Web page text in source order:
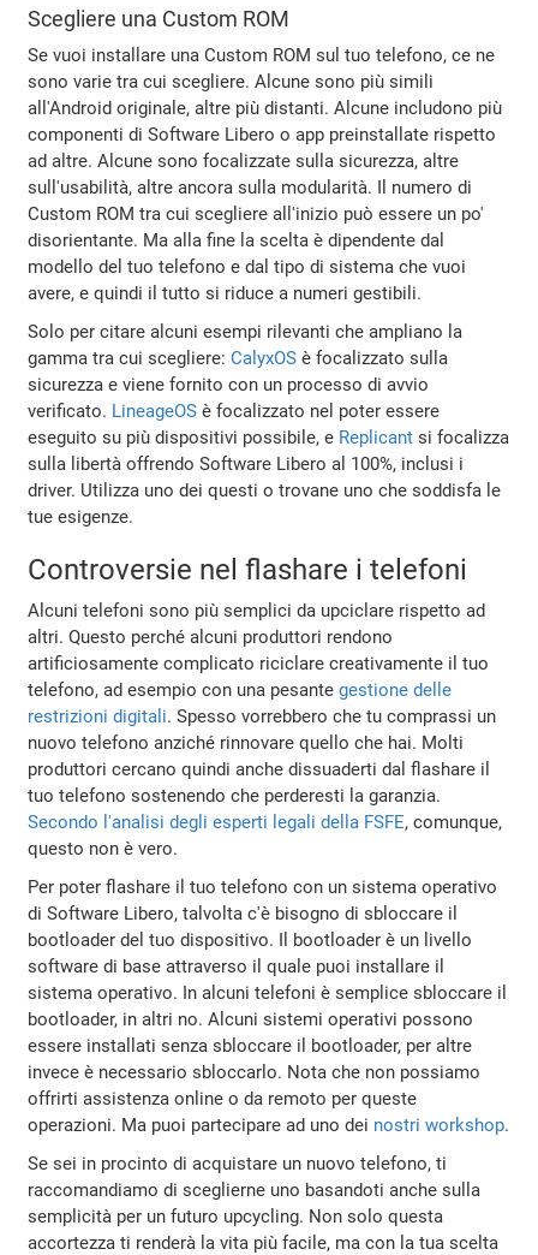
Scegliere una Custom ROM
Se vuoi installare una Custom ROM sul tuo telefono, ce ne
sono varie tra cui scegliere. Alcune sono più simili
all'Android originale, altre più distanti. Alcune includono più
componenti di Software Libero o app preinstallate rispetto
ad altre. Alcune sono focalizzate sulla sicurezza, altre
sull'usabilità, altre ancora sulla modularità. Il numero di
Custom ROM tra cui scegliere all'inizio può essere un po'
disorientante. Ma alla fine la scelta è dipendente dal
modello del tuo telefono e dal tipo di sistema che vuoi
avere, e quindi il tutto si riduce a numeri gestibili.
Solo per citare alcuni esempi rilevanti che ampliano la
gamma tra cui scegliere:CalyxOS è focalizzato sulla
sicurezza e viene fornito con un processo di avvio
verificato. LineageOS è focalizzato nel poter essere
eseguito su più dispositivi possibile, e Replicant si focalizza
sulla libertà offrendo Software Libero al 100%, inclusi i
driver. Utilizza uno dei questi o trovane uno che soddisfa le
tue esigenze.
Controversie nel flashare i telefoni
Alcuni telefoni sono più semplici da upciclare rispetto ad
altri. Questo perché alcuni produttori rendono
artificiosamente complicato riciclare creativamente il tuo
telefono, ad esempio con una pesantegestione delle
restrizioni digitali. Spesso vorrebbero che tu comprassi un
nuovo telefono anziché rinnovare quello che hai. Molti
produttori cercano quindi anche dissuaderti dal flashare il
tuo telefono sostenendo che perderesti la garanzia.
Secondo l'analisi degli esperti legali della FSFE, comunque,
questo non è vero.
Per poter flashare il tuo telefono con un sistema operativo
di Software Libero, talvolta c'è bisogno di sbloccare il
bootloader del tuo dispositivo. Il bootloader è un livello
software di base attraverso il quale puoi installare il
sistema operativo. In alcuni telefoni è semplice sbloccare il
bootloader, in altri no. Alcuni sistemi operativi possono
essere installati senza sbloccare il bootloader, per altre
invece è necessario sbloccarlo. Nota che non possiamo
offrirti assistenza online o da remoto per queste
operazioni. Ma puoi partecipare ad uno dei nostri workshop.
Se sei in procinto di acquistare un nuovo telefono, ti
raccomandiamo di sceglierne uno basandoti anche sulla
semplicità per un futuro upcycling. Non solo questa
accortezza ti renderà la vita più facile, ma con la tua scelta